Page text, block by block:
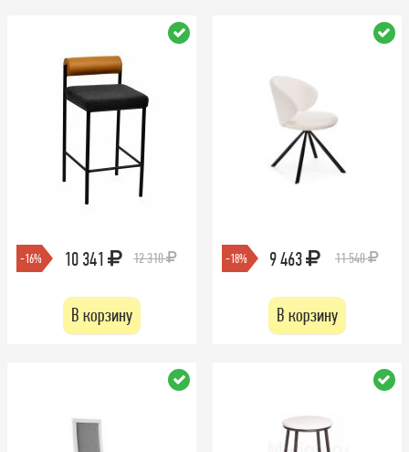
-16% 10 341 12 310
В корзину
-18% 9 463 11 540
В корзину